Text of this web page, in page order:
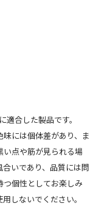
合した製品です。
には個体差があり、ま
い点や筋が見られる場
いであり、品質には問
個性としてお楽しみ
しないでください。